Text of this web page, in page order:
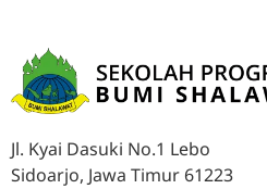
Jl. Kyai Dasuki No.1 Lebo
Sidoarjo, Jawa Timur 61223